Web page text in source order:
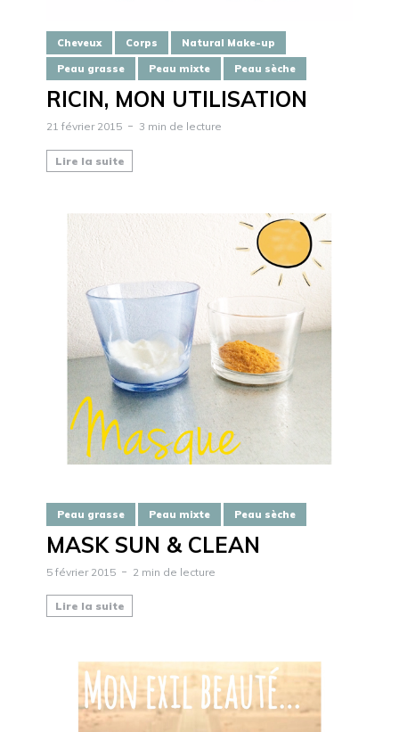
Cheveux Corps Natural Make-up
Peau grasse Peau mixte Peau sèche
RICIN, MON UTILISATION
21 février 2015 3 min de lecture
Lire la suite
Peau grasse Peau mixte Peau sèche
MASK SUN & CLEAN
5 février 2015 2 min de lecture
Lire la suite